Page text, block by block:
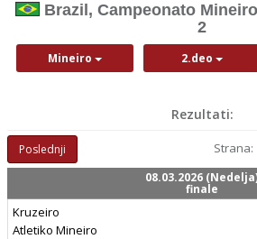
Brazil, Campeonato
2
Mineiro 2.deo
Rezultati:
Poslednji Strana:
08.03.2026
finale
Kruzeiro
Atletiko Mineiro